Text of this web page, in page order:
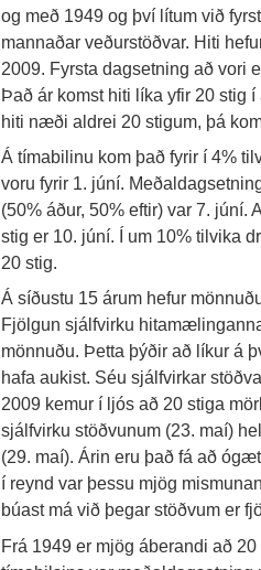
og með 1949 og því lítum við
mannaðar veðurstöðvar. Hiti
2009. Fyrsta dagsetning að vori
Það ár komst hiti líka yfir 20 stig
hiti næði aldrei 20 stigum, þá
Á tímabilinu kom það fyrir í 4%
voru fyrir 1. júní.
(50% áður, 50% eftir) var 7. júní.
stig er 10. júní. Í um 10% tilvika
20 stig.
Á síðustu 15 árum hefur
Fjölgun sjálfvirku
mönnuðu. Þetta þýðir að líkur á
hafa aukist. Séu sjálfvirkar
2009 kemur í ljós að 20 stiga
sjálfvirku stöðvunum (23. maí)
(29. maí). Árin eru það fá að
í reynd var þessu mjög
búast má við þegar stöðvum er
Frá 1949 er mjög áberandi að